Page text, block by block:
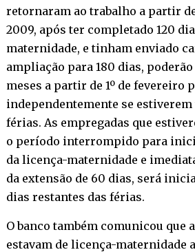
retornaram ao trabalho a partir
2009, após ter completado 120
maternidade, e tinham enviado
ampliação para 180 dias,
meses a partir de 1º de fevereiro
independentemente se
férias. As empregadas que
o período interrompido para
da licença-maternidade e
da extensão de 60 dias, será
dias restantes das férias.
O banco também comunicou que
estavam de licença-maternidade